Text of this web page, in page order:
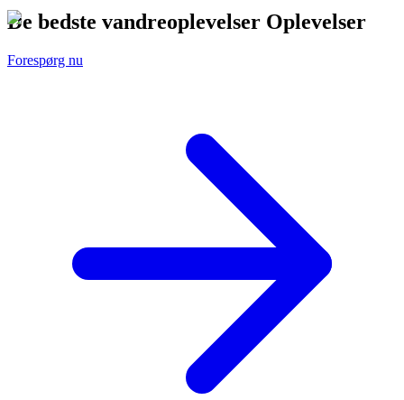
De bedste vandreoplevelser Oplevelser
Forespørg nu